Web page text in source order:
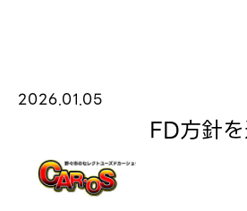
2026.01.05
FD方針